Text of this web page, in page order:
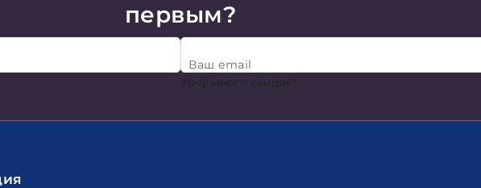
первым?
Ваш email
Хочу много скидок!